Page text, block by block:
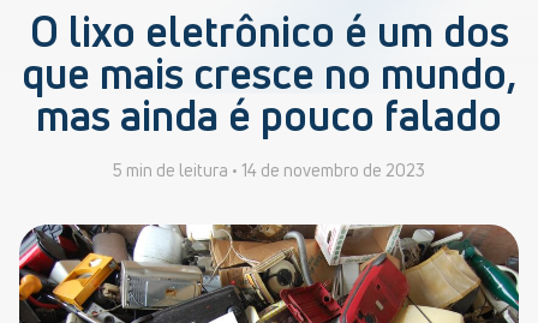
O lixo eletrônico é um dos
que mais cresce no mundo,
mas ainda é pouco falado
5 min de leitura • 14 de novembro de 2023